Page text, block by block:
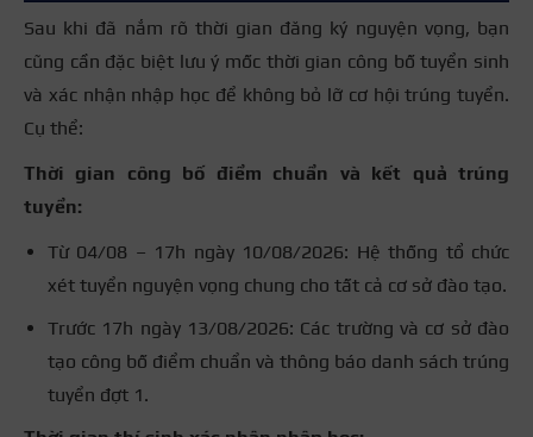
Sau khi đã nắm rõ thời gian đăng ký nguyện vọng, bạn
cũng cần đặc biệt lưu ý mốc thời gian công bố tuyển sinh
và xác nhận nhập học để không bỏ lỡ cơ hội trúng tuyển.
Cụ thể:
Thời gian công bố điểm chuẩn và kết quả trúng
tuyển:
Từ 04/08 – 17h ngày 10/08/2026: Hệ thống tổ chức
xét tuyển nguyện vọng chung cho tất cả cơ sở đào tạo.
Trước 17h ngày 13/08/2026: Các trường và cơ sở đào
tạo công bố điểm chuẩn và thông báo danh sách trúng
tuyển đợt 1.